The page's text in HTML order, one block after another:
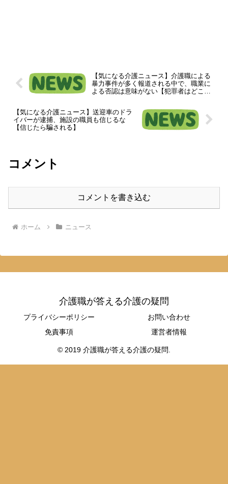
【気になる介護ニュース】介護職による
暴力事件が多く報道される中で、職業に
よる否認は意味がない【犯罪者はどこに
【気になる介護ニュース】送迎車のドラ
イバーが逮捕、施設の職員も信じるな
【信じたら騙される】
コメント
コメントを書き込む
ホーム ニュース
介護職が答える介護の疑問
プライバシーポリシー
お問い合わせ
免責事項
運営者情報
© 2019 介護職が答える介護の疑問.